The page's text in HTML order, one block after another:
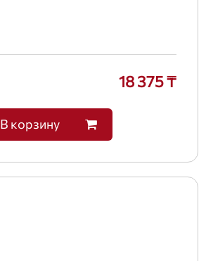
18 375 ₸
В корзину